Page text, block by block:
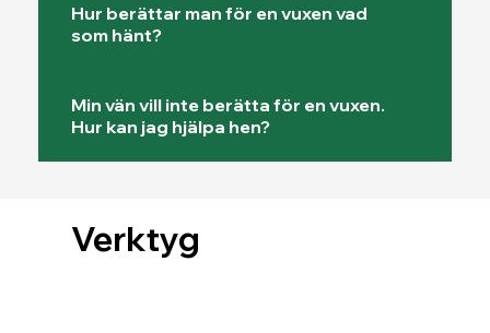
Hur berättar man för en vuxen vad
som hänt?
Min vän vill inte berätta för en vuxen.
Hur kan jag hjälpa hen?
Verktyg